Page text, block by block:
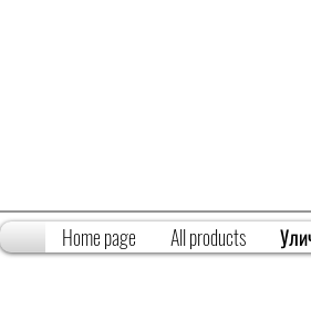
Home page All products